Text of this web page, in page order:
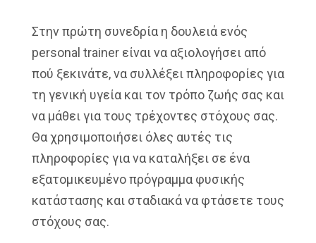
Στην πρώτη συνεδρία η δουλειά ενός
personal trainer είναι να αξιολογήσει από
πού ξεκινάτε, να συλλέξει πληροφορίες για
τη γενική υγεία και τον τρόπο ζωής σας και
να μάθει για τους τρέχοντες στόχους σας.
Θα χρησιμοποιήσει όλες αυτές τις
πληροφορίες για να καταλήξει σε ένα
εξατομικευμένο πρόγραμμα φυσικής
κατάστασης και σταδιακά να φτάσετε τους
στόχους σας.